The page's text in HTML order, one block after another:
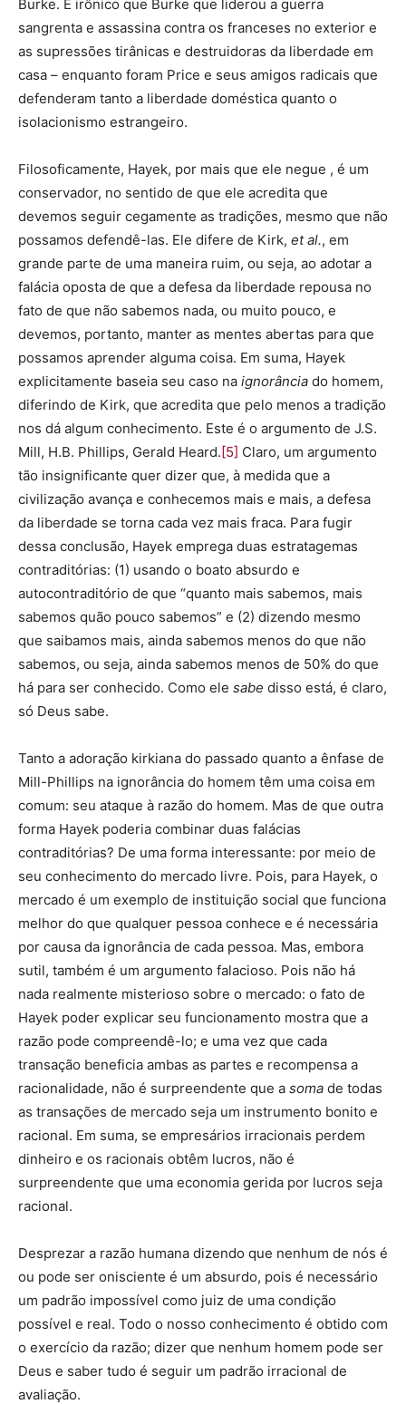
Burke. É irônico que Burke que liderou a guerra
sangrenta e assassina contra os franceses no exterior e
as supressões tirânicas e destruidoras da liberdade em
casa – enquanto foram Price e seus amigos radicais que
defenderam tanto a liberdade doméstica quanto o
isolacionismo estrangeiro.
Filosoficamente, Hayek, por mais que ele negue , é um
conservador, no sentido de que ele acredita que
devemos seguir cegamente as tradições, mesmo que não
possamos defendê-las. Ele difere de Kirk, et al., em
grande parte de uma maneira ruim, ou seja, ao adotar a
falácia oposta de que a defesa da liberdade repousa no
fato de que não sabemos nada, ou muito pouco, e
devemos, portanto, manter as mentes abertas para que
possamos aprender alguma coisa. Em suma, Hayek
explicitamente baseia seu caso na ignorância do homem,
diferindo de Kirk, que acredita que pelo menos a tradição
nos dá algum conhecimento. Este é o argumento de J.S.
Mill, H.B. Phillips, Gerald Heard. [5] Claro, um argumento
tão insignificante quer dizer que, à medida que a
civilização avança e conhecemos mais e mais, a defesa
da liberdade se torna cada vez mais fraca. Para fugir
dessa conclusão, Hayek emprega duas estratagemas
contraditórias: (1) usando o boato absurdo e
autocontraditório de que “quanto mais sabemos, mais
sabemos quão pouco sabemos” e (2) dizendo mesmo
que saibamos mais, ainda sabemos menos do que não
sabemos, ou seja, ainda sabemos menos de 50% do que
há para ser conhecido. Como ele sabe disso está, é claro,
só Deus sabe.
Tanto a adoração kirkiana do passado quanto a ênfase de
Mill-Phillips na ignorância do homem têm uma coisa em
comum: seu ataque à razão do homem. Mas de que outra
forma Hayek poderia combinar duas falácias
contraditórias? De uma forma interessante: por meio de
seu conhecimento do mercado livre. Pois, para Hayek, o
mercado é um exemplo de instituição social que funciona
melhor do que qualquer pessoa conhece e é necessária
por causa da ignorância de cada pessoa. Mas, embora
sutil, também é um argumento falacioso. Pois não há
nada realmente misterioso sobre o mercado: o fato de
Hayek poder explicar seu funcionamento mostra que a
razão pode compreendê-lo; e uma vez que cada
transação beneficia ambas as partes e recompensa a
racionalidade, não é surpreendente que a soma de todas
as transações de mercado seja um instrumento bonito e
racional. Em suma, se empresários irracionais perdem
dinheiro e os racionais obtêm lucros, não é
surpreendente que uma economia gerida por lucros seja
racional.
Desprezar a razão humana dizendo que nenhum de nós é
ou pode ser onisciente é um absurdo, pois é necessário
um padrão impossível como juiz de uma condição
possível e real. Todo o nosso conhecimento é obtido com
o exercício da razão; dizer que nenhum homem pode ser
Deus e saber tudo é seguir um padrão irracional de
avaliação.